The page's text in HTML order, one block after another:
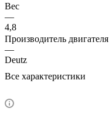
Вес
—
4,8
Производитель двигателя
—
Deutz
Все характеристики